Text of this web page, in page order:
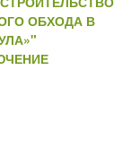
ОБХОДА В